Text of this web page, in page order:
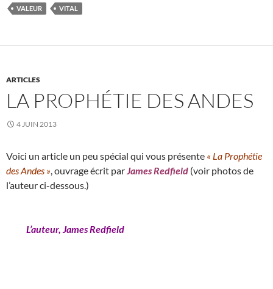
VALEUR
VITAL
ARTICLES
LA PROPHÉTIE DES ANDES
4 JUIN 2013
Voici un article un peu spécial qui vous présente « La Prophétie
des Andes » , ouvrage écrit par James Redfield (voir photos de
l’auteur ci-dessous.)
L’auteur, James Redfield